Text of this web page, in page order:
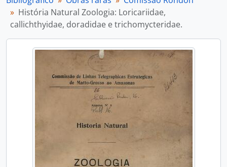
História Natural Zoologia: Loricariidae,
callichthyidae, doradidae e trichomycteridae.